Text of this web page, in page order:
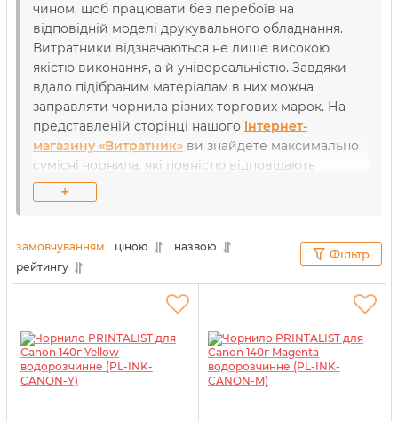
чином, щоб працювати без перебоїв на
відповідній моделі друкувального обладнання.
Витратники відзначаються не лише високою
якістю виконання, а й універсальністю. Завдяки
вдало підібраним матеріалам в них можна
заправляти чорнила різних торгових марок. На
представленій сторінці нашого інтернет-
магазину «Витратник» ви знайдете максимально
сумісні чорнила, які повністю відповідають
технічним характеристикам моделі Canon 461 CL-
461 3729C001. Наші спеціалісти підібрали найкращі
насолоджуватися стабільною роботою оргтехніки
та отримувати лише першокласні роздруківки. До
останньої сторінки заявленого ресурсу ви
матимете відмінну якість друку.
+
замовчуванням ціною
назвою
рейтингу
Фільтр